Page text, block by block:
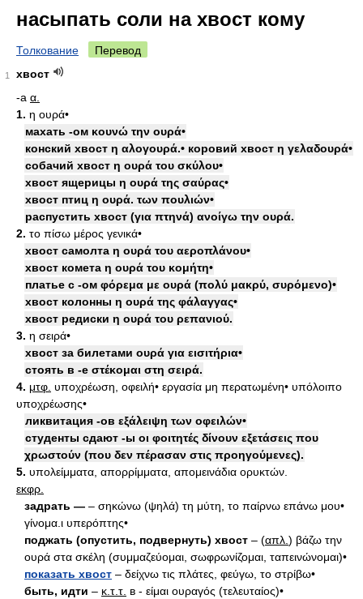
насыпать соли на хвост кому
Толкование Перевод
1
хвост
-а α.
1. η ουρά•
махать -ом κουνώ την ουρά•
конский хвост η αλογουρά.• коровий хвост η γελαδουρά•
собачий хвост η ουρά του σκύλου•
хвост ящерицы η ουρά της σαύρας•
хвост птиц η ουρά. των πουλιών•
распустить хвост (για πτηνά) ανοίγω την ουρά.
2. το πίσω μέρος γενικά•
хвост самолта η ουρά του αεροπλάνου•
хвост комета η ουρά του κομήτη•
платье с -ом φόρεμα με ουρά (πολύ μακρύ, συρόμενο)•
хвост колонны η ουρά της φάλαγγας•
хвост редиски η ουρά του ρεπανιού.
3. η σειρά•
хвост за билетами ουρά για εισιτήρια•
стоять в -е στέκομαι στη σειρά.
4. μτφ. υποχρέωση, οφειλή• εργασία μη περατωμένη• υπόλοιπο
υποχρέωσης•
ликвитация -ов εξάλειψη των οφειλών•
студенты сдают -ы οι φοιτητές δίνουν εξετάσεις που
χρωστούν (που δεν πέρασαν στις προηγούμενες).
5. υπολείμματα, απορρίμματα, απομεινάδια ορυκτών.
εκφρ.
задрать — – σηκώνω (ψηλά) τη μύτη, το παίρνω επάνω μου•
γίνομα.ι υπερόπτης•
поджать (опустить, подвернуть) хвост – (απλ. ) βάζω την
ουρά στα σκέλη (συμμαζεύομαι, σωφρωνίζομαι, ταπεινώνομαι)•
показать хвост – δείχνω τις πλάτες, φεύγω, το στρίβω•
быть, идти – κ.τ.τ. в - είμαι ουραγός (τελευταίος)•